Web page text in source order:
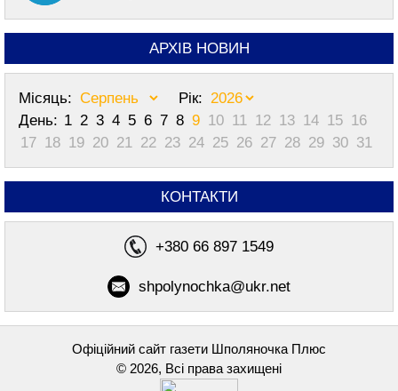
АРХІВ НОВИН
Місяць:
Рік:
День: 1 2 3 4 5 6 7 8 9 10 11 12 13 14 15 16
17 18 19 20 21 22 23 24 25 26 27 28 29 30 31
КОНТАКТИ
+380 66 897 1549
shpolynochka@ukr.net
Офіційний сайт газети Шполяночка Плюс
© 2026, Всі права захищені